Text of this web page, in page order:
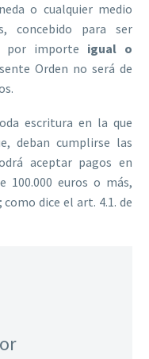
o cualquier medio
concebido para ser
por importe igual o
Orden no será de
escritura en la que
deban cumplirse las
aceptar pagos en
100.000 euros o más,
dice el art. 4.1. de